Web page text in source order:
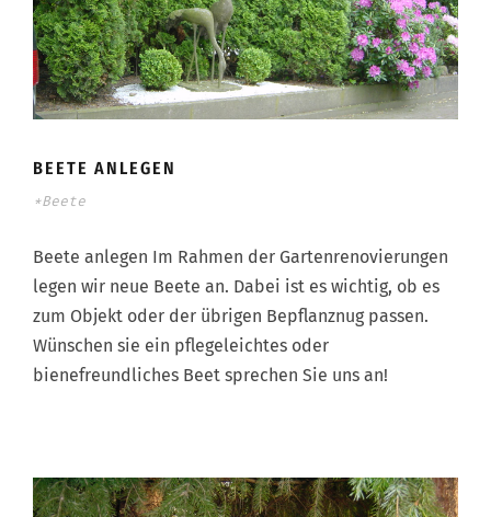
BEETE ANLEGEN
*Beete
Beete anlegen Im Rahmen der Gartenrenovierungen
legen wir neue Beete an. Dabei ist es wichtig, ob es
zum Objekt oder der übrigen Bepflanznug passen.
Wünschen sie ein pflegeleichtes oder
bienefreundliches Beet sprechen Sie uns an!